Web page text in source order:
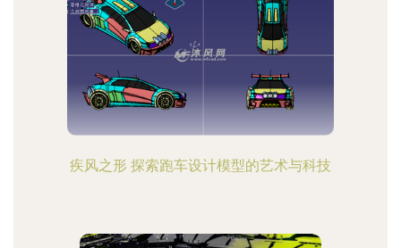
疾风之形 探索跑车设计模型的艺术与科技